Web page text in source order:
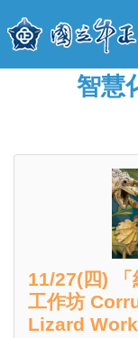
智慧
11/27(四)
工作坊
Lizard